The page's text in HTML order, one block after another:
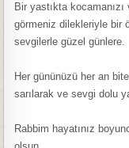
Bir yastıkta
görmeniz dilekleriyle bir
sevgilerle güzel günlere.
Her gününüzü her an
sarılarak ve sevgi dolu
Rabbim hayatınız